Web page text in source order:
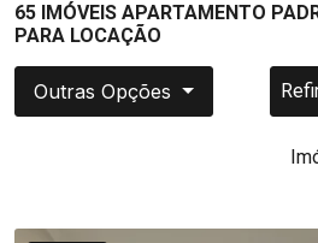
65 IMÓVEIS APARTAMENTO
PARA LOCAÇÃO
Outras Opções